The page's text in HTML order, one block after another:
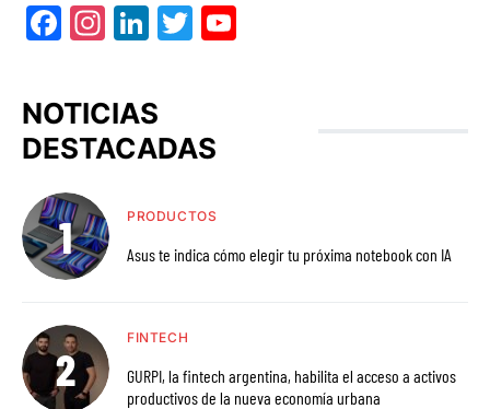
Facebook
Instagram
LinkedIn
Twitter
NOTICIAS
DESTACADAS
PRODUCTOS
Asus te indica cómo elegir tu próxima notebook con IA
FINTECH
GURPI, la fintech argentina, habilita el acceso a activos
productivos de la nueva economía urbana